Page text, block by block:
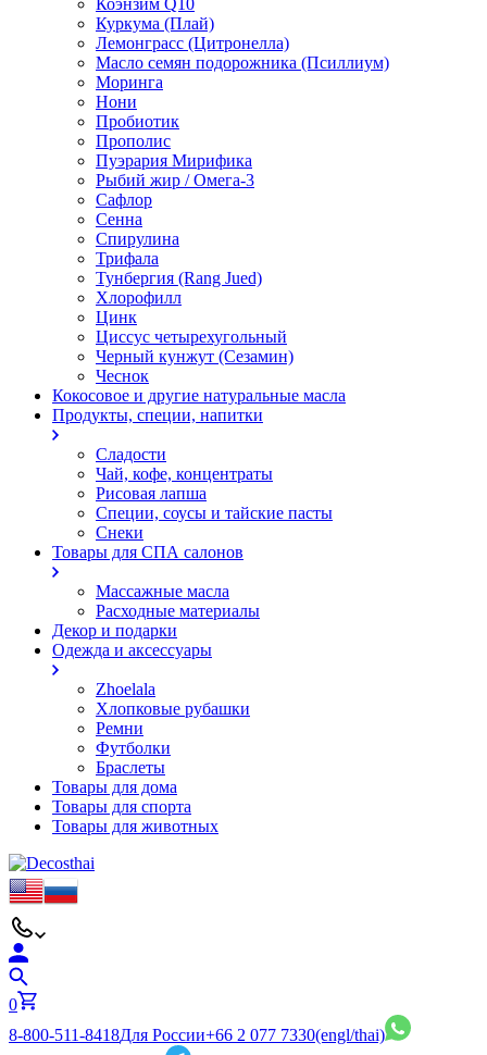
Коэнзим Q10
Куркума (Плай)
Лемонграсс (Цитронелла)
Масло семян подорожника (Псиллиум)
Моринга
Нони
Пробиотик
Прополис
Пуэрария Мирифика
Рыбий жир / Омега-3
Сафлор
Сенна
Спирулина
Трифала
Тунбергия (Rang Jued)
Хлорофилл
Цинк
Циссус четырехугольный
Черный кунжут (Сезамин)
Чеснок
Кокосовое и другие натуральные масла
Продукты, специи, напитки
Сладости
Чай, кофе, концентраты
Рисовая лапша
Специи, соусы и тайские пасты
Снеки
Товары для СПА салонов
Массажные масла
Расходные материалы
Декор и подарки
Одежда и аксессуары
Zhoelala
Хлопковые рубашки
Ремни
Футболки
Браслеты
Товары для дома
Товары для спорта
Товары для животных
0
8-800-511-8418Для России+66 2 077 7330(engl/thai)